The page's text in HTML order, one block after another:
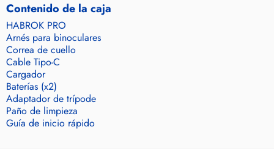
Contenido de la caja
HABROK PRO
Arnés para binoculares
Correa de cuello
Cable Tipo-C
Cargador
Baterías (x2)
Adaptador de trípode
Paño de limpieza
Guía de inicio rápido